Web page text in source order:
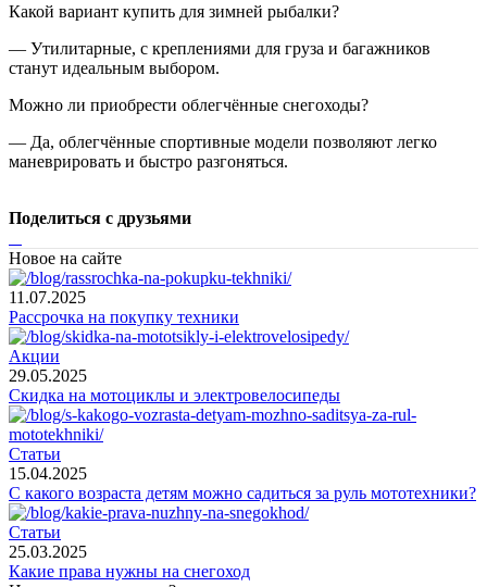
Какой вариант купить для зимней рыбалки?
— Утилитарные, с креплениями для груза и багажников
станут идеальным выбором.
Можно ли приобрести облегчённые снегоходы?
— Да, облегчённые спортивные модели позволяют легко
маневрировать и быстро разгоняться.
Поделиться с друзьями
Новое на сайте
11.07.2025
Рассрочка на покупку техники
Акции
29.05.2025
Скидка на мотоциклы и электровелосипеды
Статьи
15.04.2025
С какого возраста детям можно садиться за руль мототехники?
Статьи
25.03.2025
Какие права нужны на снегоход